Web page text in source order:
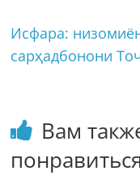
Исфара:
сарҳадбонони
Вам